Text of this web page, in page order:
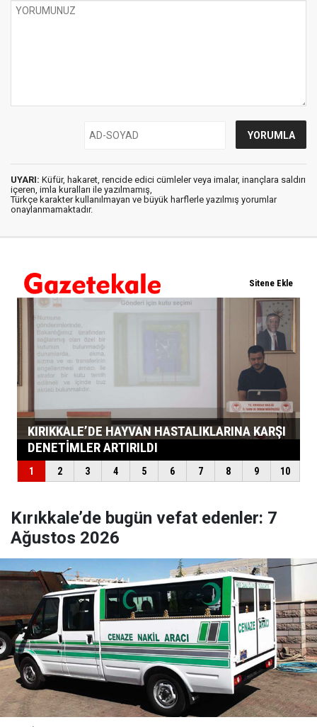
UYARI: Küfür, hakaret, rencide edici cümleler veya imalar, inançlara saldırı
içeren, imla kuralları ile yazılmamış,
Türkçe karakter kullanılmayan ve büyük harflerle yazılmış yorumlar
onaylanmamaktadır.
Kırıkkale’de bugün vefat edenler: 7
Ağustos 2026